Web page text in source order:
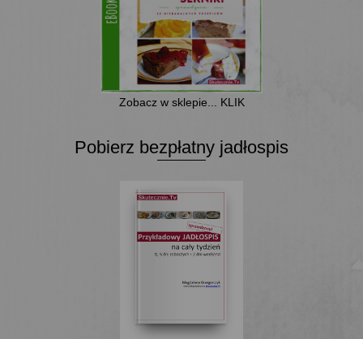
Zobacz w sklepie... KLIK
Pobierz bezpłatny jadłospis